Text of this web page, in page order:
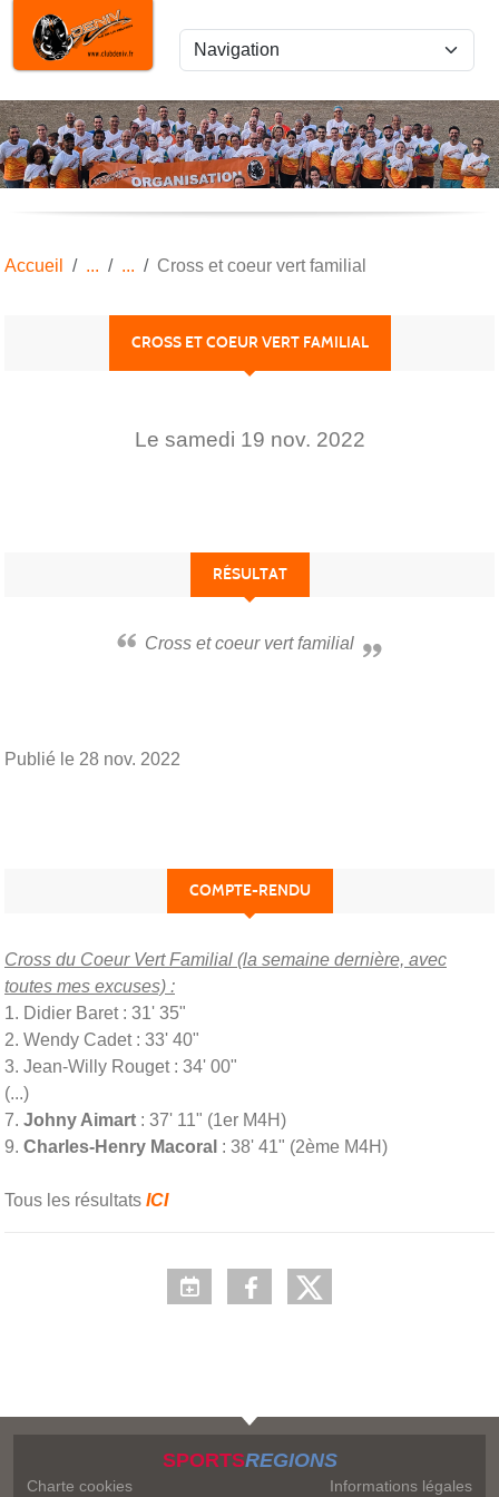
Accueil Cross et coeur vert familial
CROSS ET COEUR VERT FAMILIAL
Le samedi 19 nov. 2022
RÉSULTAT
Cross et coeur vert familial
Publié le 28 nov. 2022
COMPTE-RENDU
Cross du Coeur Vert Familial (la semaine dernière, avec
toutes mes excuses) :
1. Didier Baret : 31' 35"
2. Wendy Cadet : 33' 40"
3. Jean-Willy Rouget : 34' 00"
(...)
7. Johny Aimart : 37' 11" (1er M4H)
9. Charles-Henry Macoral : 38' 41" (2ème M4H)
Tous les résultats ICI
SPORTSREGIONS
Charte cookies Informations légales
Panneau de gestion des cookies